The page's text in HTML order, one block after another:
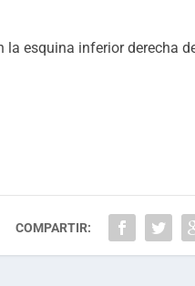
la esquina inferior derecha
COMPARTIR: